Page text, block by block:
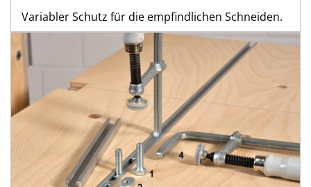
Variabler Schutz für die empfindlichen Schneiden.